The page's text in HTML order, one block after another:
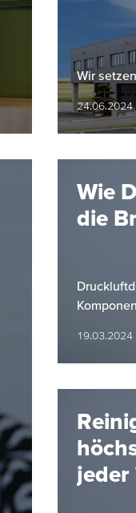
Wir
24.06.2024
Wie
die
19.03.2024
jeder